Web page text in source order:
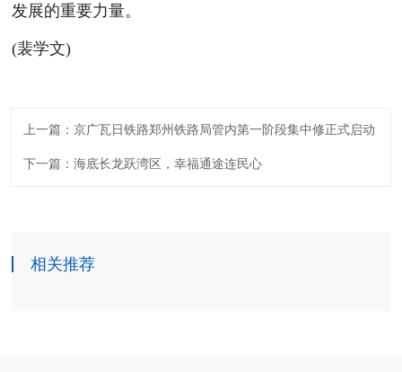
发展的重要力量。
(裴学文)
上一篇：京广瓦日铁路郑州铁路局管内第一阶段集中修正式启动
下一篇：海底长龙跃湾区，幸福通途连民心
相关推荐